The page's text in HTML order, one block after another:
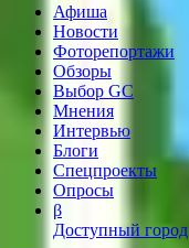
Афиша
Новости
Фоторепортажи
Обзоры
Выбор GC
Мнения
Интервью
Блоги
Спецпроекты
Опросы
β
Доступный город